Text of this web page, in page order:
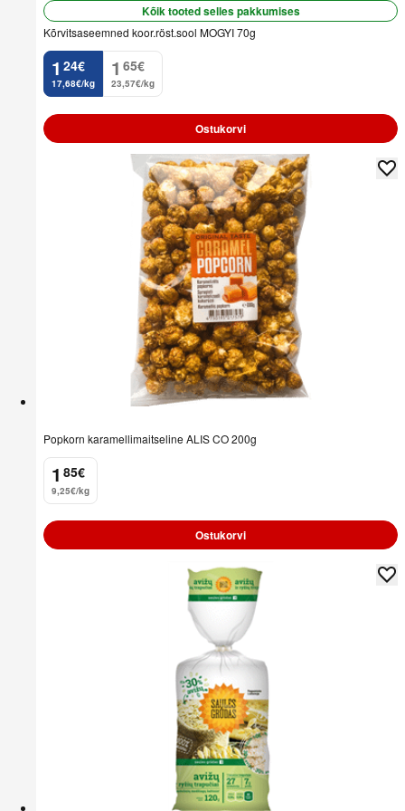
Kõik tooted selles pakkumises
Kõrvitsaseemned koor.röst.sool MOGYI 70g
1
. 24€
17,68€/kg
1
. 65€
23,57€/kg
Ostukorvi
Popkorn karamellimaitseline ALIS CO 200g
1
. 85€
9,25€/kg
Ostukorvi